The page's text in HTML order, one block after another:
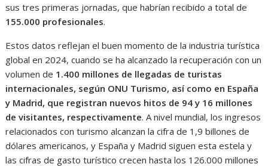
sus tres primeras jornadas, que habrían recibido a total de
155.000 profesionales.
Estos datos reflejan el buen momento de la industria turística
global en 2024, cuando se ha alcanzado la recuperación con un
volumen de 1.400 millones de llegadas de turistas
internacionales, según ONU Turismo, así como en España
y Madrid, que registran nuevos hitos de 94 y 16 millones
de visitantes, respectivamente. A nivel mundial, los ingresos
relacionados con turismo alcanzan la cifra de 1,9 billones de
dólares americanos, y España y Madrid siguen esta estela y
las cifras de gasto turístico crecen hasta los 126.000 millones